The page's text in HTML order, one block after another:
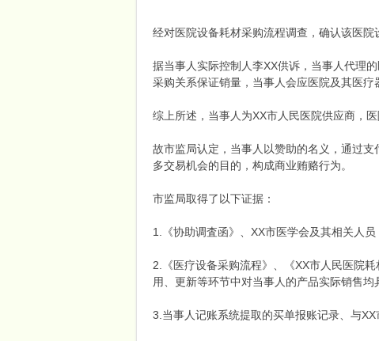
经对医院设备耗材采购流程调查，确认该医
据当事人实际控制人李XX供诉，当事人代理
采购关系保证销量，当事人会应医院及其医
综上所述，当事人为XX市人民医院供应商，
故市监局认定，当事人以赞助的名义，通过
多交易机会的目的，构成商业贿赂行为。
市监局取得了以下证据：
1.《协助调査函》、XX市医学会及其相关人
2.《医疗设备采购流程》、《XX市人民医院
用、更新等环节中对当事人的产品实际销售均
3.当事人记账系统提取的买单报账记录、与